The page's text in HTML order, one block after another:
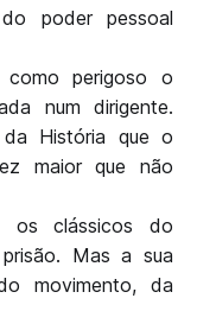
poder pessoal
perigoso o
num dirigente.
da História que o
maior que não
os clássicos do
Mas a sua
movimento, da